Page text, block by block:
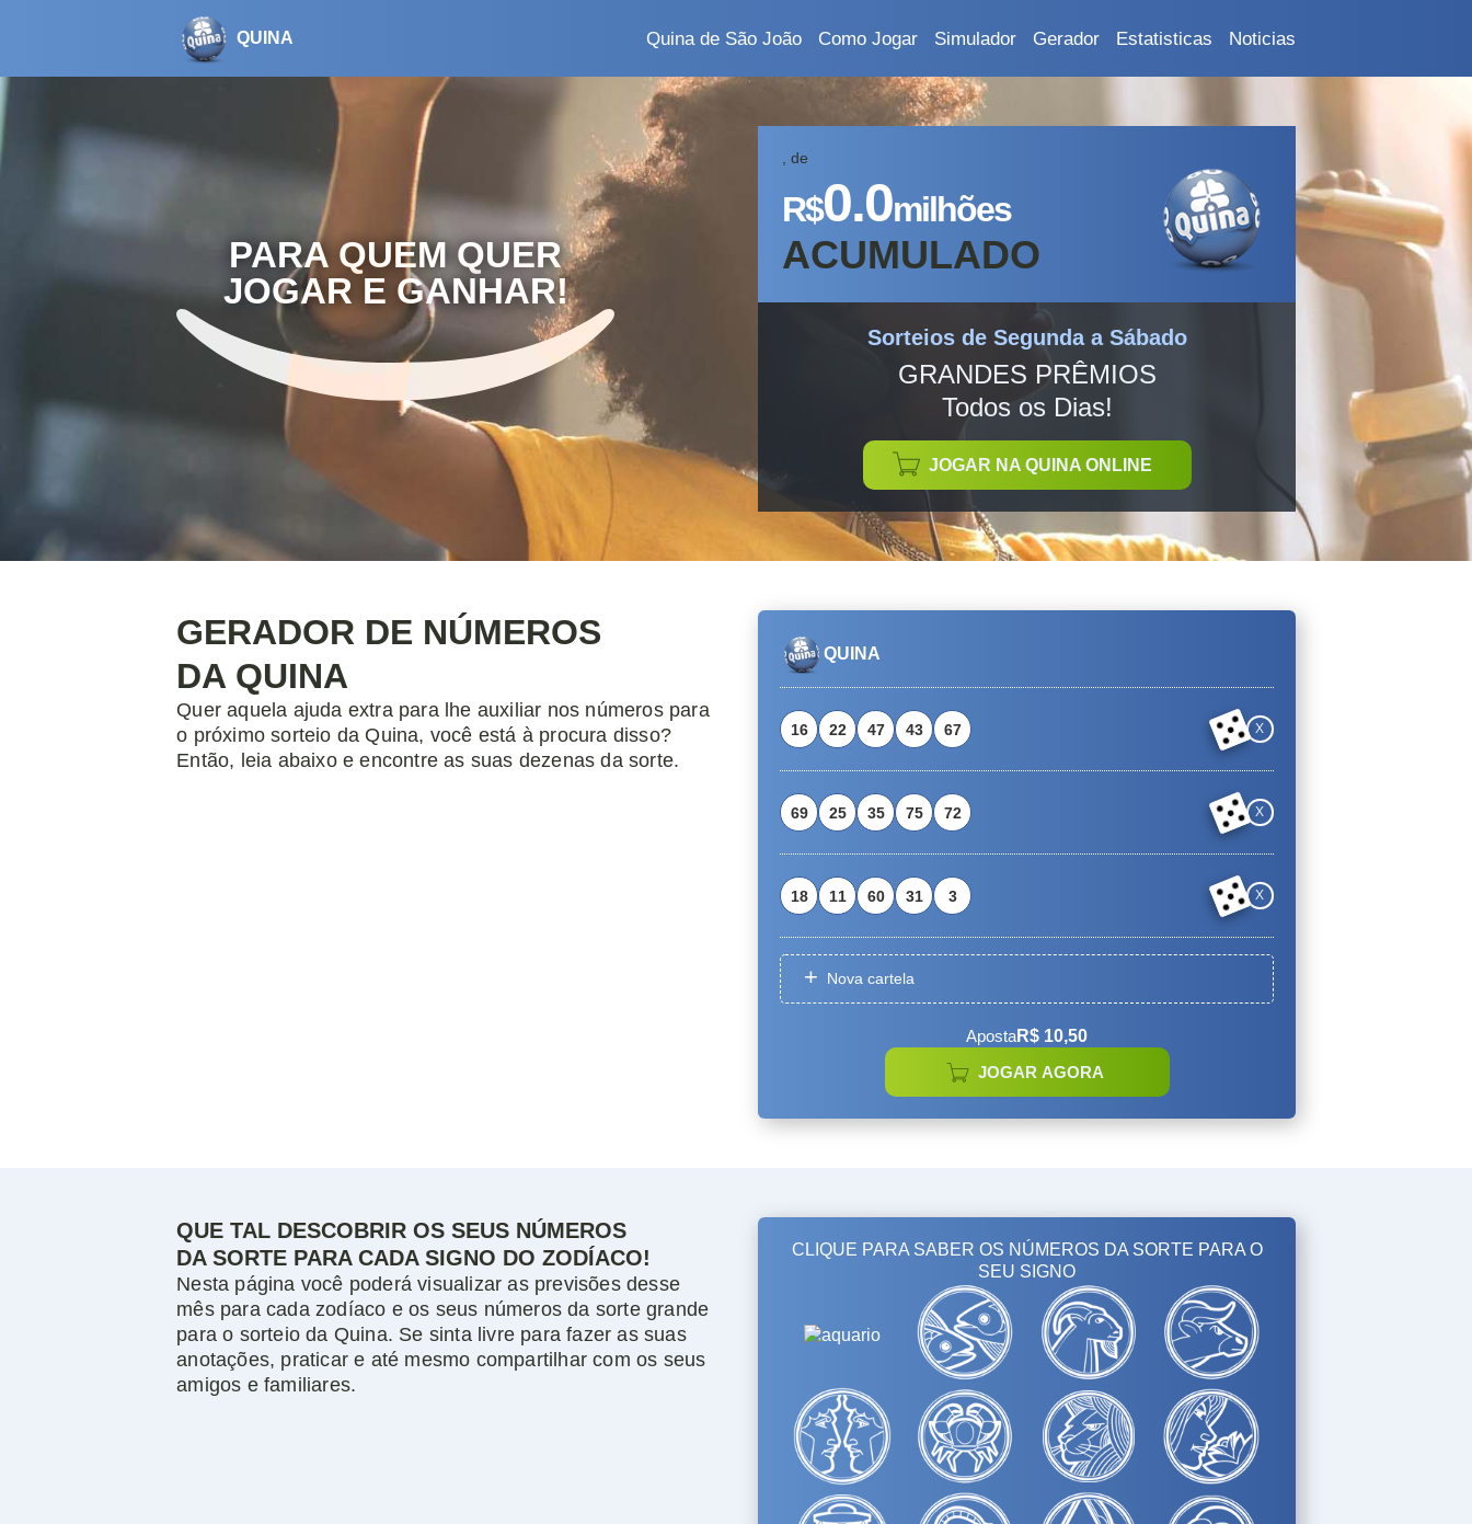
QUINA Quina de São João Como Jogar Simulador Gerador Estatisticas Noticias
PARA QUEM QUER
JOGAR E GANHAR!
, de
R$0.0milhões
ACUMULADO
Sorteios de Segunda a Sábado
GRANDES PRÊMIOS
Todos os Dias!
JOGAR NA QUINA ONLINE
GERADOR DE NÚMEROS
DA QUINA
Quer aquela ajuda extra para lhe auxiliar nos números para
o próximo sorteio da Quina, você está à procura disso?
Então, leia abaixo e encontre as suas dezenas da sorte.
QUE TAL DESCOBRIR OS SEUS NÚMEROS
DA SORTE PARA CADA SIGNO DO ZODÍACO!
Nesta página você poderá visualizar as previsões desse
mês para cada zodíaco e os seus números da sorte grande
para o sorteio da Quina. Se sinta livre para fazer as suas
anotações, praticar e até mesmo compartilhar com os seus
amigos e familiares.